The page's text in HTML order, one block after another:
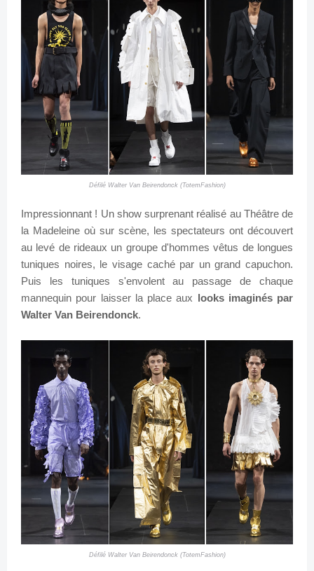
Défilé Walter Van Beirendonck (TotemFashion)
Impressionnant ! Un show surprenant réalisé au Théâtre de
la Madeleine où sur scène, les spectateurs ont découvert
au levé de rideaux un groupe d'hommes vêtus de longues
tuniques noires, le visage caché par un grand capuchon.
Puis les tuniques s'envolent au passage de chaque
mannequin pour laisser la place aux looks imaginés par
Walter Van Beirendonck.
Défilé Walter Van Beirendonck (TotemFashion)